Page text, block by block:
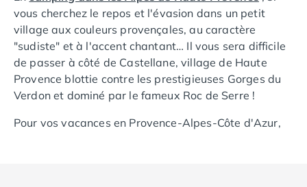
Camping Moliets et Maa
Camping Sanguinet
Camping Seignosse
Camping Vieux Boucau les Bains
Camping Pyrénées Atlantiques
Camping Bayonne
Camping Bidart
vous cherchez le repos et l'évasion dans un petit
village aux couleurs provençales, au caractère
"sudiste" et à l'accent chantant… Il vous sera difficile
de passer à côté de Castellane, village de Haute
Provence blottie contre les prestigieuses Gorges du
Verdon et dominé par le fameux Roc de Serre !
Pour vos vacances en Provence-Alpes-Côte d'Azur,